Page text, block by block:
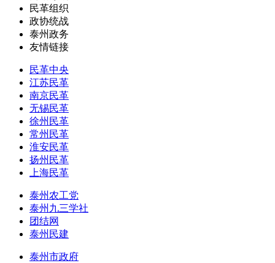
民革组织
政协统战
泰州政务
友情链接
民革中央
江苏民革
南京民革
无锡民革
徐州民革
常州民革
淮安民革
扬州民革
上海民革
泰州农工党
泰州九三学社
团结网
泰州民建
泰州市政府